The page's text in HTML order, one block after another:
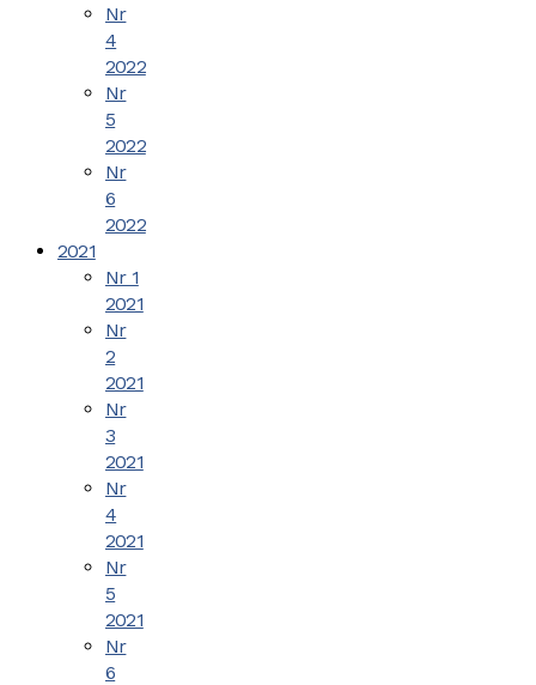
Nr
4
2022
Nr
5
2022
Nr
6
2022
2021
Nr 1
2021
Nr
2
2021
Nr
3
2021
Nr
4
2021
Nr
5
2021
Nr
6